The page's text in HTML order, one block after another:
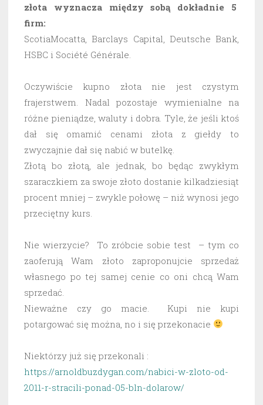
złota wyznacza między sobą dokładnie 5
firm:
ScotiaMocatta, Barclays Capital, Deutsche Bank,
HSBC i Société Générale.
Oczywiście kupno złota nie jest czystym
frajerstwem. Nadal pozostaje wymienialne na
różne pieniądze, waluty i dobra. Tyle, że jeśli ktoś
dał się omamić cenami złota z giełdy to
zwyczajnie dał się nabić w butelkę.
Złotą bo złotą, ale jednak, bo będąc zwykłym
szaraczkiem za swoje złoto dostanie kilkadziesiąt
procent mniej – zwykle połowę – niż wynosi jego
przeciętny kurs.
Nie wierzycie? To zróbcie sobie test – tym co
zaoferują Wam złoto zaproponujcie sprzedaż
własnego po tej samej cenie co oni chcą Wam
sprzedać.
Nieważne czy go macie. Kupi nie kupi
potargować się można, no i się przekonacie
Niektórzy już się przekonali :
https://arnoldbuzdygan.com/nabici-w-zloto-od-
2011-r-stracili-ponad-05-bln-dolarow/